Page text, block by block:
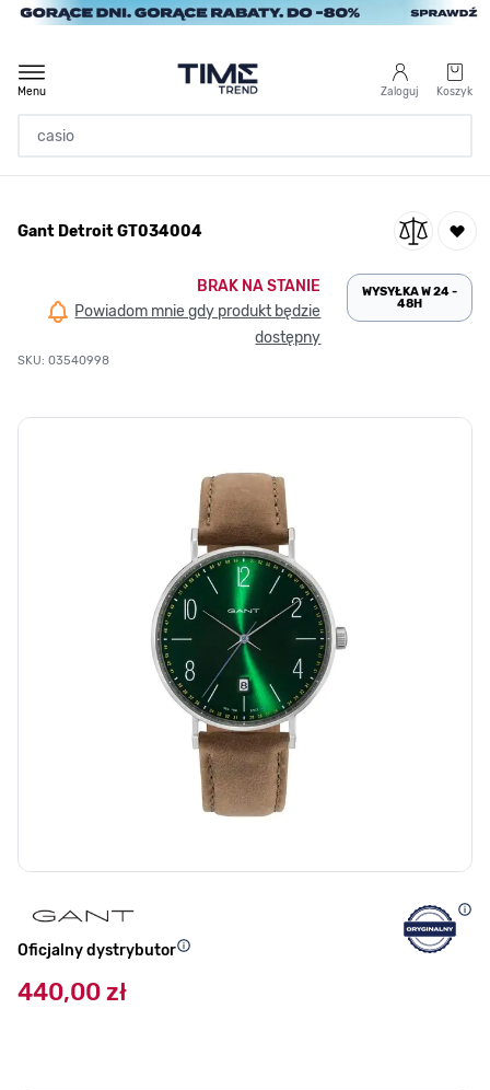
Przejdź do treści
Zaloguj Koszyk
Menu
/ Gant Detroit GT034004
Gant Detroit GT034004
BRAK NA STANIE
Powiadom mnie gdy produkt będzie
dostępny
SKU: 03540998
WYSYŁKA W 24 -
48H
Oficjalny dystrybutor
440,00 zł